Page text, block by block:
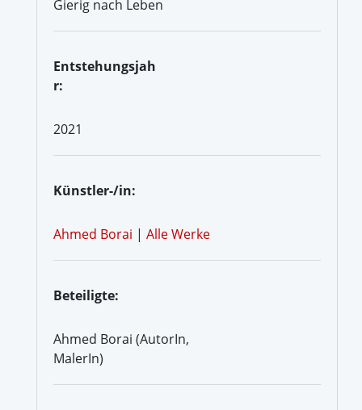
Gierig nach Leben
Entstehungsjah
r:
2021
Künstler-/in:
Ahmed Borai | Alle Werke
Beteiligte:
Ahmed Borai (AutorIn,
MalerIn)